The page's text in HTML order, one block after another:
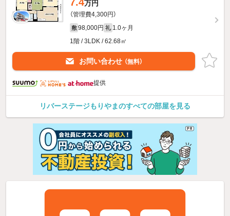
万円
（管理費4,300円）
敷 98,000円 礼 1.0ヶ月
1階 / 3LDK / 62.68㎡
お問い合わせ （無料）
提供
リバーステージもりやまのすべての部屋を見る